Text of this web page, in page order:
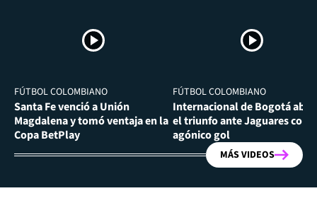
FÚTBOL COLOMBIANO
Santa Fe venció a Unión
Magdalena y tomó ventaja en la
Copa BetPlay
FÚTBOL COLOMBIANO
Internacional de Bogotá
el triunfo ante Jaguares con
agónico gol
MÁS VIDEOS